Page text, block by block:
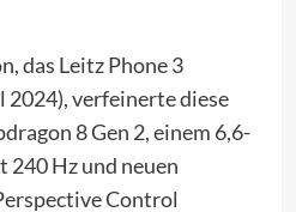
das Leitz Phone 3
verfeinerte diese
8 Gen 2, einem 6,6-
Hz und neuen
Control